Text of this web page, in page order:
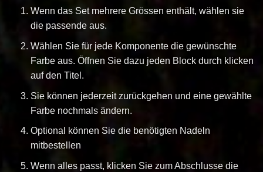
Wenn das Set mehrere Grössen enthält, wählen sie
die passende aus.
Wählen Sie für jede Komponente die gewünschte
Farbe aus. Öffnen Sie dazu jeden Block durch klicken
auf den Titel.
Sie können jederzeit zurückgehen und eine gewählte
Farbe nochmals ändern.
Optional können Sie die benötigten Nadeln
mitbestellen
Wenn alles passt, klicken Sie zum Abschlusse die